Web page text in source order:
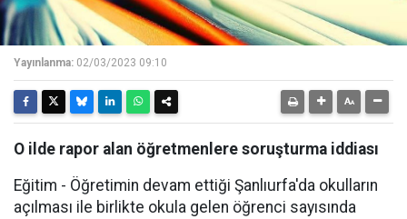
Yayınlanma: 02/03/2023 09:10
O ilde rapor alan öğretmenlere soruşturma iddiası
Eğitim - Öğretimin devam ettiği Şanlıurfa'da okulların
açılması ile birlikte okula gelen öğrenci sayısında